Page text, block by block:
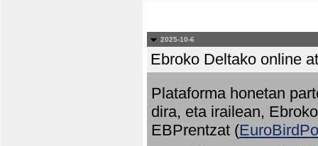
2025-10-6
Ebroko Deltako online
Plataforma honetan
dira, eta irailean,
EBPrentzat (